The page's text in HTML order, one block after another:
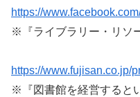
https://
※『ライブラリー・リソ
https://www.fujisan.co.jp/
※『図書館を経営すると